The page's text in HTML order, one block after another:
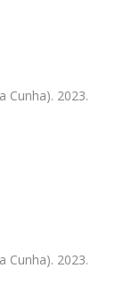
Cunha). 2023.
Cunha). 2023.